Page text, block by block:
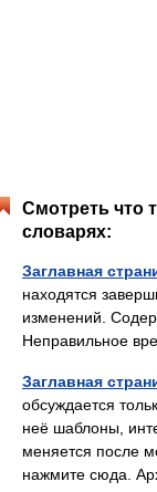
Смотреть что
словарях:
Заглавная
находятся
изменений.
Неправильное
Заглавная
обсуждается
неё шаблоны,
меняется после
нажмите сюда.